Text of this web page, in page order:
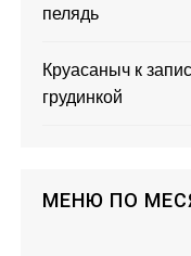
пелядь
Круасаныч к
грудинкой
МЕНЮ ПО